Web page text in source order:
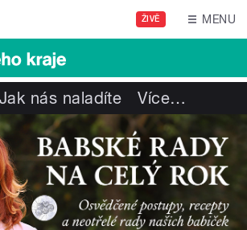
ŽIVĚ MENU
Jak nás naladíte Více…